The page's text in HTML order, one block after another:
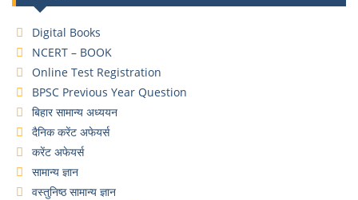
Digital Books
NCERT – BOOK
Online Test Registration
BPSC Previous Year Question
बिहार सामान्य अध्ययन
दैनिक करेंट अफेयर्स
करेंट अफेयर्स
सामान्य ज्ञान
वस्तुनिष्ठ सामान्य ज्ञान